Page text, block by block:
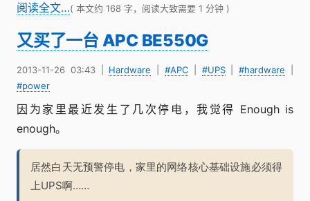
阅读全文…( 本文约 168 字，阅读大致需要 1 分钟 )
又买了一台 APC BE550G
2013-11-26 03:43| Hardware |#APC #UPS|#hardware
#power
因为家里最近发生了几次停电，我觉得 Enough is
enough。
居然白天无预警停电，家里的网络核心基础设施必须得
上UPS啊……